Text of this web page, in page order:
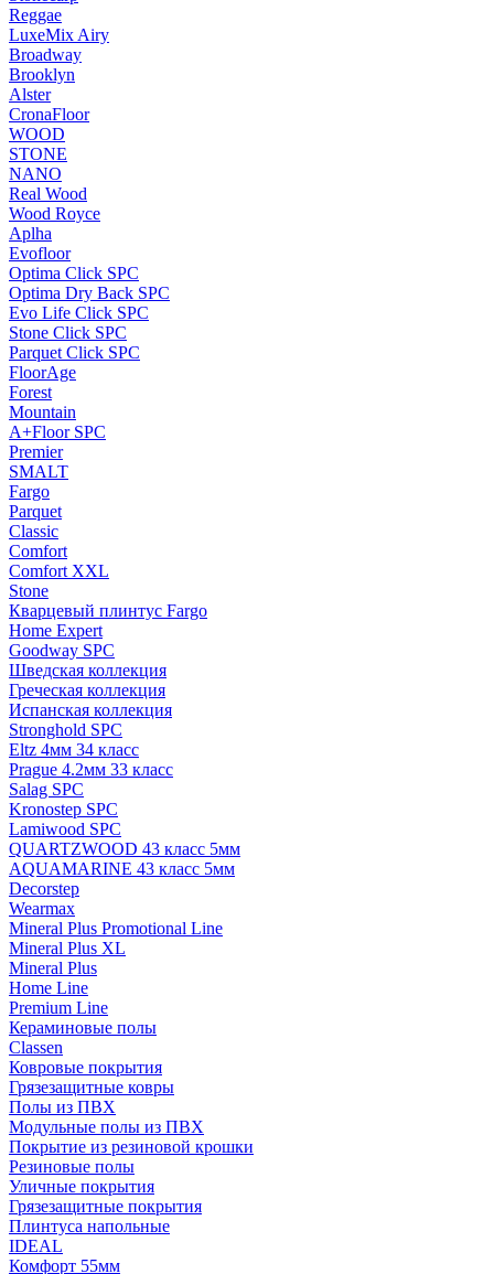
Reggae
LuxeMix Airy
Broadway
Brooklyn
Alster
CronaFloor
WOOD
STONE
NANO
Real Wood
Wood Royce
Aplha
Evofloor
Optima Click SPC
Optima Dry Back SPC
Evo Life Click SPC
Stone Click SPC
Parquet Click SPC
FloorAge
Forest
Mountain
A+Floor SPC
Premier
SMALT
Fargo
Parquet
Classic
Comfort
Comfort XXL
Stone
Кварцевый плинтус Fargo
Home Expert
Goodway SPC
Шведская коллекция
Греческая коллекция
Испанская коллекция
Stronghold SPC
Eltz 4мм 34 класс
Prague 4.2мм 33 класс
Salag SPC
Kronostep SPC
Lamiwood SPC
QUARTZWOOD 43 класс 5мм
AQUAMARINE 43 класс 5мм
Decorstep
Wearmax
Mineral Plus Promotional Line
Mineral Plus XL
Mineral Plus
Home Line
Premium Line
Кераминовые полы
Classen
Ковровые покрытия
Грязезащитные ковры
Полы из ПВХ
Модульные полы из ПВХ
Покрытие из резиновой крошки
Резиновые полы
Уличные покрытия
Грязезащитные покрытия
Плинтуса напольные
IDEAL
Комфорт 55мм